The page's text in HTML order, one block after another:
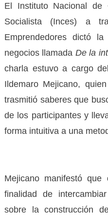
El Instituto Nacional de
Socialista (Inces) a
Emprendedores dictó
negocios llamada De la
charla estuvo a cargo
Ildemaro Mejicano,
trasmitió saberes que
de los participantes y
forma intuitiva a una
Mejicano manifestó
finalidad de
sobre la construcción